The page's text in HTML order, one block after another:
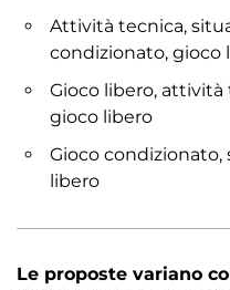
Attività tecnica,
condizionato, gioco
Gioco libero,
gioco libero
Gioco condizionato,
libero
Le proposte variano